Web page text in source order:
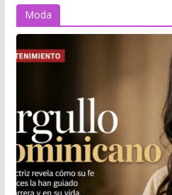
Moda